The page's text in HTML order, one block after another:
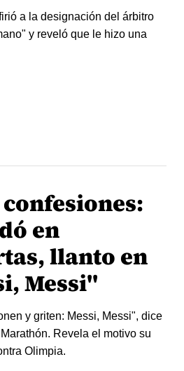
a la designación del árbitro
y reveló que le hizo una
en
llanto en
Messi"
y griten: Messi, Messi", dice
Revela el motivo su
Olimpia.